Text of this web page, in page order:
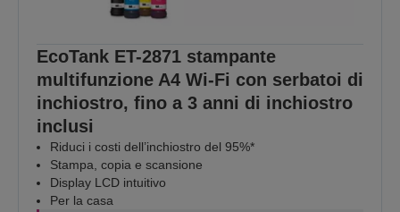
EcoTank ET-2871 stampante
multifunzione A4 Wi-Fi con serbatoi di
inchiostro, fino a 3 anni di inchiostro
inclusi
Riduci i costi dell’inchiostro del 95%*
Stampa, copia e scansione
Display LCD intuitivo
Per la casa